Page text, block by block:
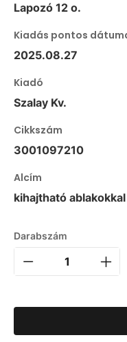
Lapozó 12 o.
Kiadás pontos
2025.08.27
Kiadó
Szalay Kv.
Cikkszám
3001097210
Alcím
kihajtható ablakokkal
Darabszám